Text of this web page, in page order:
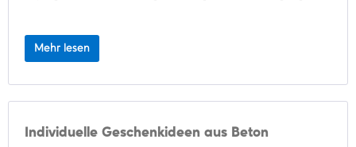
Mehr lesen
Individuelle Geschenkideen aus Beton